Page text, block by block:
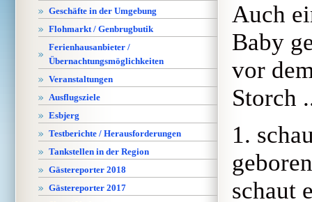
Geschäfte in der Umgebung
Flohmarkt / Genbrugbutik
Ferienhausanbieter /
Übernachtungsmöglichkeiten
Veranstaltungen
Ausflugsziele
Esbjerg
Testberichte / Herausforderungen
Tankstellen in der Region
Gästereporter 2018
Gästereporter 2017
Auch
Baby
vor
Storch
1.
schaut